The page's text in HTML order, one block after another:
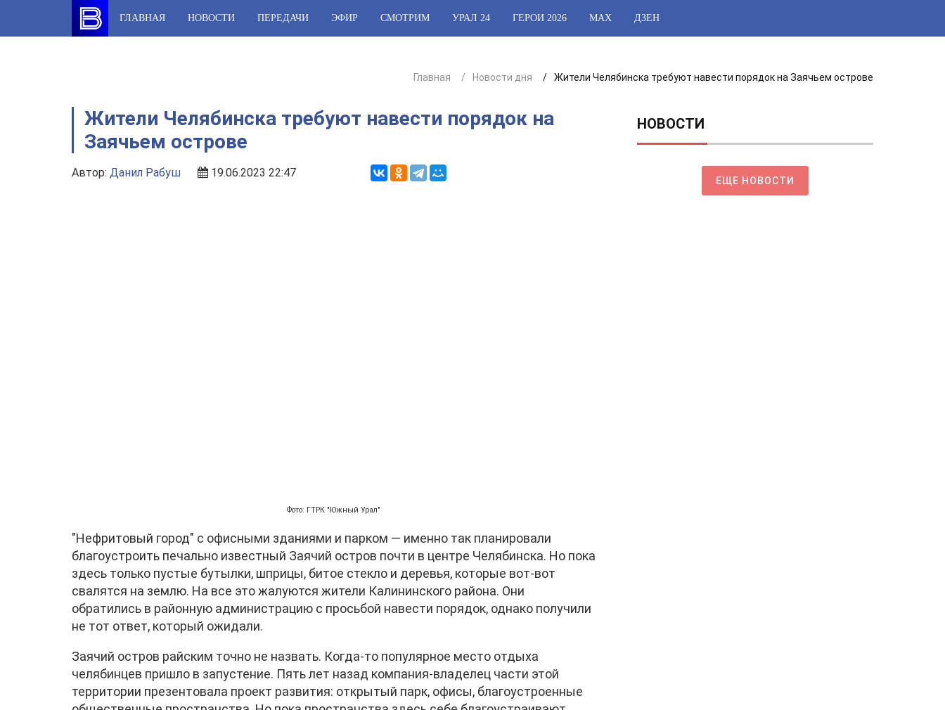
content
ГЛАВНАЯ НОВОСТИ ПЕРЕДАЧИ ЭФИР СМОТРИМ УРАЛ 24 ГЕРОИ 2026 МАХ ДЗЕН
Главная Новости дня Жители Челябинска требуют навести порядок на Заячьем острове
Жители Челябинска требуют навести порядок на
Заячьем острове
Автор: Данил Рабуш 19.06.2023 22:47
Фото: ГТРК "Южный Урал"
"Нефритовый город" с офисными зданиями и парком — именно так планировали
благоустроить печально известный Заячий остров почти в центре Челябинска. Но пока
здесь только пустые бутылки, шприцы, битое стекло и деревья, которые вот-вот
свалятся на землю. На все это жалуются жители Калининского района. Они
обратились в районную администрацию с просьбой навести порядок, однако получили
не тот ответ, который ожидали.
Заячий остров райским точно не назвать. Когда-то популярное место отдыха
челябинцев пришло в запустение. Пять лет назад компания-владелец части этой
территории презентовала проект развития: открытый парк, офисы, благоустроенные
НОВОСТИ
ЕЩЕ НОВОСТИ